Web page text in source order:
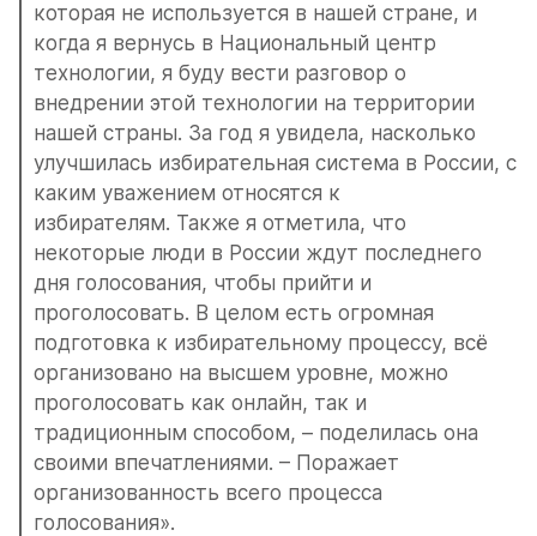
которая не используется в нашей стране, и
когда я вернусь в Национальный центр
технологии, я буду вести разговор о
внедрении этой технологии на территории
нашей страны. За год я увидела, насколько
улучшилась избирательная система в России, с
каким уважением относятся к
избирателям. Также я отметила, что
некоторые люди в России ждут последнего
дня голосования, чтобы прийти и
проголосовать. В целом есть огромная
подготовка к избирательному процессу, всё
организовано на высшем уровне, можно
проголосовать как онлайн, так и
традиционным способом, – поделилась она
своими впечатлениями. – Поражает
организованность всего процесса
голосования».